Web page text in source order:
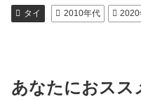
タイ 2010年代 2020
あなたにおスス